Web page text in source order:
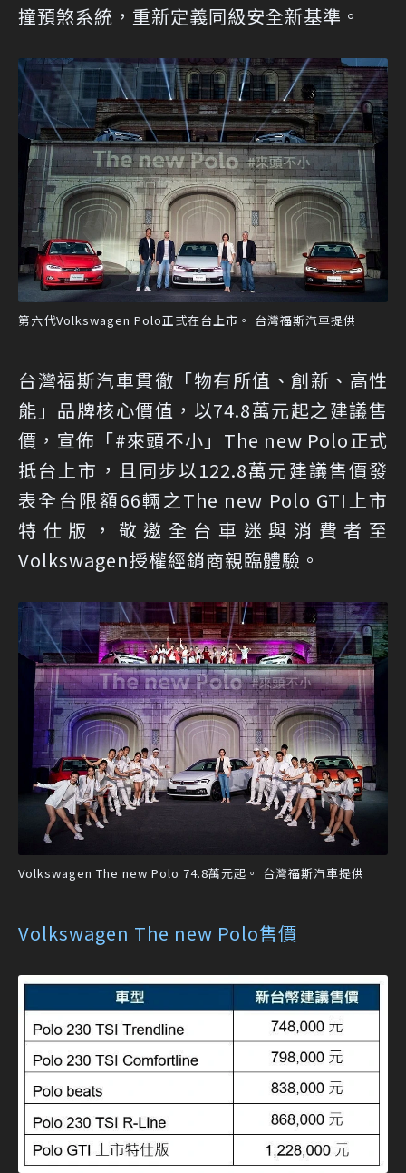
撞預煞系統，重新定義同級安全新基準。
第六代Volkswagen Polo正式在台上市。 台灣福斯汽車提供
台灣福斯汽車貫徹「物有所值、創新、高性
能」品牌核心價值，以74.8萬元起之建議售
價，宣佈「#來頭不小」The new Polo正式
抵台上市，且同步以122.8萬元建議售價發
表全台限額66輛之The new Polo GTI上市
特仕版，敬邀全台車迷與消費者至
Volkswagen授權經銷商親臨體驗。
Volkswagen The new Polo 74.8萬元起。 台灣福斯汽車提供
Volkswagen The new Polo售價